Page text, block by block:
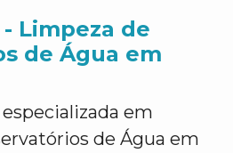
Limpeza de
de Água em
em
de Água em